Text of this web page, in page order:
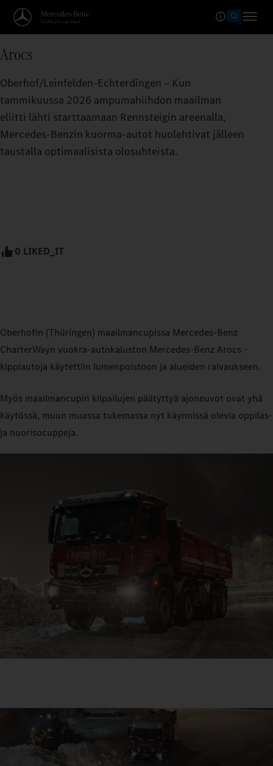
Arocs
Oberhof/Leinfelden-Echterdingen – Kun
tammikuussa 2026 ampumahiihdon maailman
eliitti lähti starttaamaan Rennsteigin areenalla,
Mercedes‑Benzin kuorma-autot huolehtivat jälleen
taustalla optimaalisista olosuhteista.
0 LIKED_IT
Oberhofin (Thüringen) maailmancupissa Mercedes‑Benz
CharterWayn vuokra‑autokaluston Mercedes‑Benz Arocs -
kippiautoja käytettiin lumenpoistoon ja alueiden raivaukseen.
Myös maailmancupin kilpailujen päätyttyä ajoneuvot ovat yhä
käytössä, muun muassa tukemassa nyt käynnissä olevia oppilas‑
ja nuorisocuppeja.